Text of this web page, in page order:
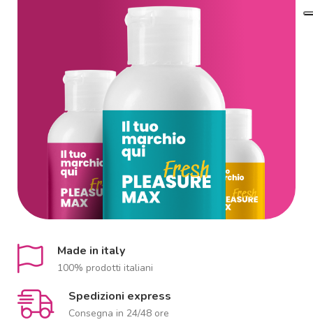
Made in italy
100% prodotti italiani
Spedizioni express
Consegna in 24/48 ore